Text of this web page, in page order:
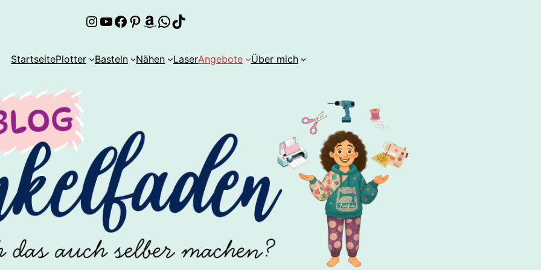
Instagram
YouTube
Facebook
Pinterest
Amazon
WhatsApp
TikTok
StartseitePlotter Basteln Nähen LaserAngebote Über mich